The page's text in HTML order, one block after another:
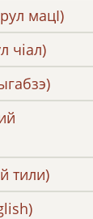
мацӏ)
чiал)
тили)